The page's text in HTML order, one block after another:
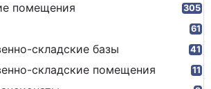
помещения 305
61
складские базы 41
складские помещения 11